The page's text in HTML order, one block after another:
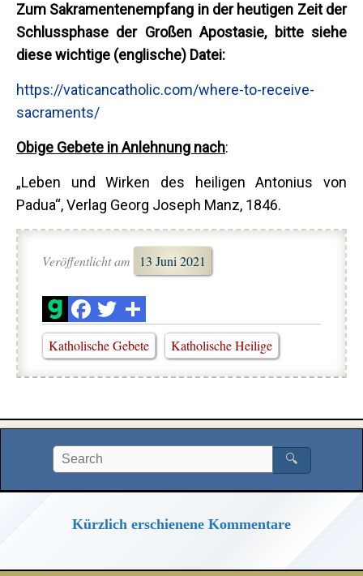
Zum Sakramentenempfang in der heutigen Zeit der
Schlussphase der Großen Apostasie, bitte siehe
diese wichtige (englische) Datei:
https://vaticancatholic.com/where-to-receive-
sacraments/
Obige Gebete in Anlehnung nach:
„Leben und Wirken des heiligen Antonius von
Padua“, Verlag Georg Joseph Manz, 1846.
Veröffentlicht am 13 Juni 2021
Katholische Gebete Katholische Heilige
🔍
Kürzlich erschienene Kommentare